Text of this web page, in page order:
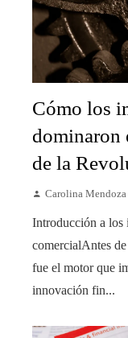
Cómo los
dominaron
de la
Carolina Mendoza
Introducción a los
comercialAntes
fue el motor que
innovación fin...